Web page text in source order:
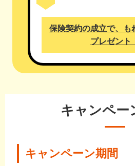
保険契約の成立で、も
プレゼント
キャンペー
キャンペーン期間